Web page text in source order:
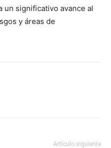
un significativo avance al
y áreas de
Artículo siguiente